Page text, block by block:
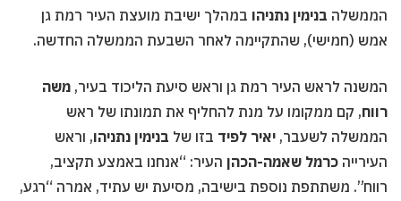
הממשלה בנימין נתניהו במהלך ישיבת מועצת העיר רמת גן
אמש (חמישי), שהתקיימה לאחר השבעת הממשלה החדשה.
המשנה לראש העיר רמת גן וראש סיעת הליכוד בעיר, משה
רווח, קם ממקומו על מנת להחליף את תמונתו של ראש
הממשלה לשעבר, יאיר לפיד בזו של בנימין נתניהו, וראש
העירייה כרמל שאמה-הכהן העיר: “אנחנו באמצע תקציב,
רווח”. משתתפת נוספת בישיבה, מסיעת יש עתיד, אמרה “רגע,